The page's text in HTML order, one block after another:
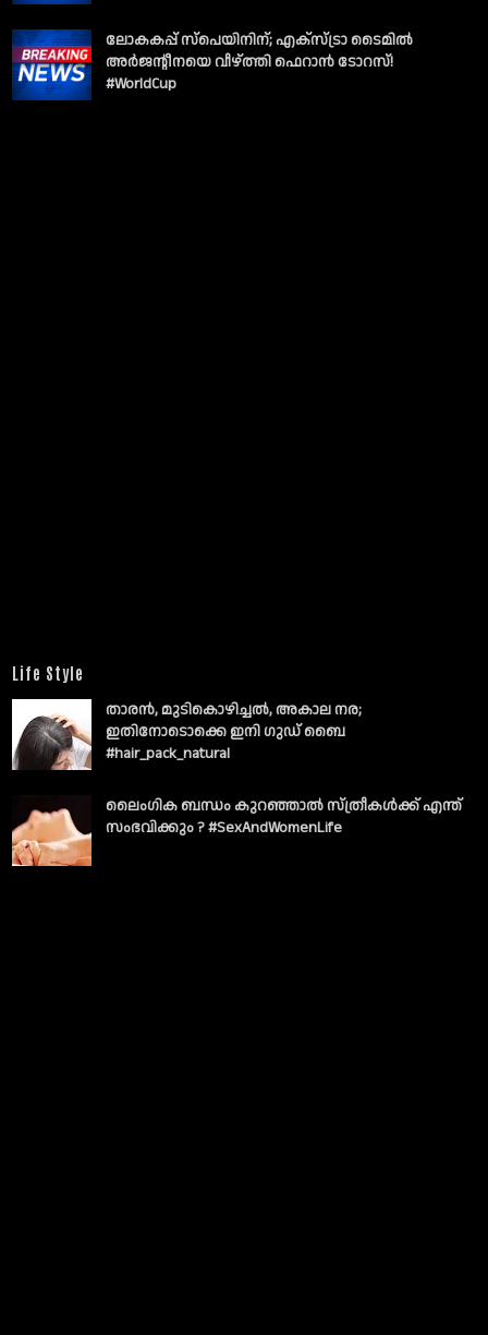
ലോകകപ്പ് സ്പെയിനിന്; എക്സ്ട്രാ ടൈമിൽ
അർജന്റീനയെ വീഴ്ത്തി ഫെറാൻ ടോറസ്!
#WorldCup
Life Style
താരൻ, മുടികൊഴിച്ചൽ, അകാല നര;
ഇതിനോടൊക്കെ ഇനി ഗുഡ് ബൈ
#hair_pack_natural
ലൈംഗിക ബന്ധം കുറഞ്ഞാല്‍ സ്ത്രീകള്‍ക്ക് എന്ത്
സംഭവിക്കും ? #SexAndWomenLife